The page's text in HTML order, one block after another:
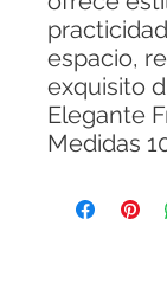
espacio,
exquisito
Elegante
Medidas